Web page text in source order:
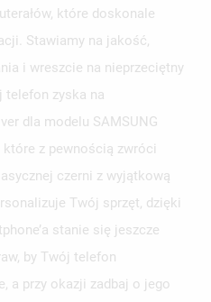
które doskonale
Stawiamy na jakość,
i wreszcie na nieprzeciętny
telefon zyska na
dla modelu SAMSUNG
które z pewnością zwróci
czerni z wyjątkową
Twój sprzęt, dzięki
stanie się jeszcze
by Twój telefon
a przy okazji zadbaj o jego